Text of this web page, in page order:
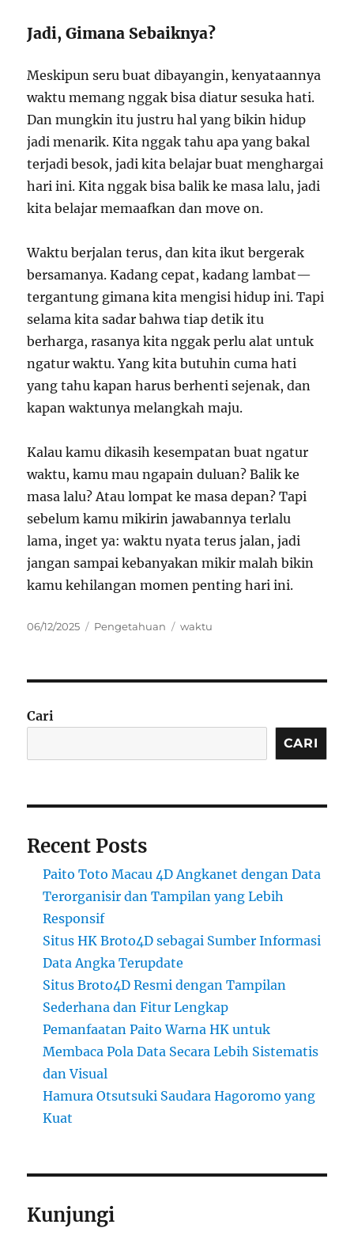
Jadi, Gimana Sebaiknya?
Meskipun seru buat dibayangin, kenyataannya
waktu memang nggak bisa diatur sesuka hati.
Dan mungkin itu justru hal yang bikin hidup
jadi menarik. Kita nggak tahu apa yang bakal
terjadi besok, jadi kita belajar buat menghargai
hari ini. Kita nggak bisa balik ke masa lalu, jadi
kita belajar memaafkan dan move on.
Waktu berjalan terus, dan kita ikut bergerak
bersamanya. Kadang cepat, kadang lambat—
tergantung gimana kita mengisi hidup ini. Tapi
selama kita sadar bahwa tiap detik itu
berharga, rasanya kita nggak perlu alat untuk
ngatur waktu. Yang kita butuhin cuma hati
yang tahu kapan harus berhenti sejenak, dan
kapan waktunya melangkah maju.
Kalau kamu dikasih kesempatan buat ngatur
waktu, kamu mau ngapain duluan? Balik ke
masa lalu? Atau lompat ke masa depan? Tapi
sebelum kamu mikirin jawabannya terlalu
lama, inget ya: waktu nyata terus jalan, jadi
jangan sampai kebanyakan mikir malah bikin
kamu kehilangan momen penting hari ini.
Posted
06/12/2025 Categories
Pengetahuan Tags
waktu
Cari
CARI
Recent Posts
Paito Toto Macau 4D Angkanet dengan Data
Terorganisir dan Tampilan yang Lebih
Responsif
Situs HK Broto4D sebagai Sumber Informasi
Data Angka Terupdate
Situs Broto4D Resmi dengan Tampilan
Sederhana dan Fitur Lengkap
Pemanfaatan Paito Warna HK untuk
Membaca Pola Data Secara Lebih Sistematis
dan Visual
Hamura Otsutsuki Saudara Hagoromo yang
Kuat
Kunjungi